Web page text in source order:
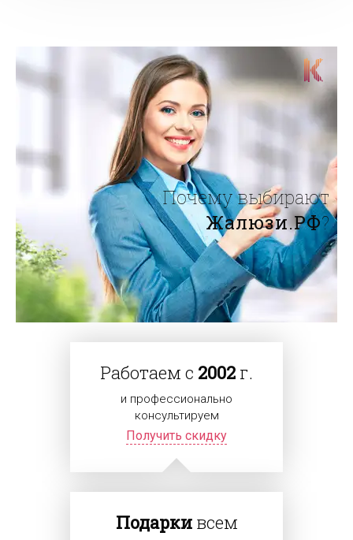
Почему выбирают
Жалюзи.РФ?
Работаем с 2002 г.
и профессионально
консультируем
Получить скидку
Подаркивсем